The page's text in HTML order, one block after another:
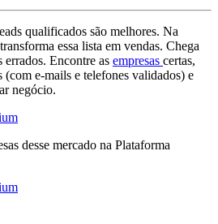
qualificados são melhores. Na
essa lista em vendas. Chega
errados. Encontre as empresas certas,
(com e-mails e telefones validados) e
negócio.
desse mercado na Plataforma